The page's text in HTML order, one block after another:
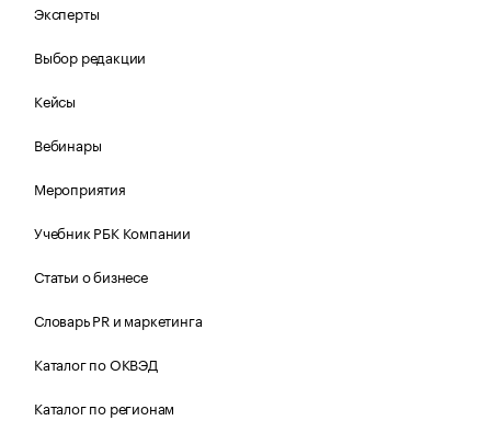
Эксперты
Выбор редакции
Кейсы
Вебинары
Мероприятия
Учебник РБК Компании
Статьи о бизнесе
Словарь PR и маркетинга
Каталог по ОКВЭД
Каталог по регионам